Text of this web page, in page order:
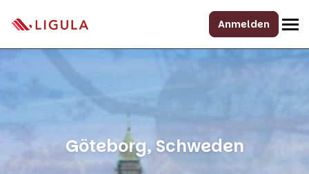
Anmelden
Göteborg, Schweden